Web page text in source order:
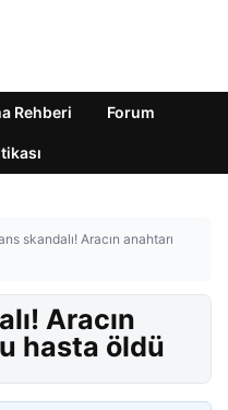
Rehberi Forum
skandalı! Aracın anahtarı
Aracın
hasta öldü